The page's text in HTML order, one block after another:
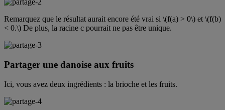
Remarquez que le résultat aurait encore été vrai si \(f(a) > 0\) et \(f(b)
< 0.\) De plus, la racine c pourrait ne pas être unique.
Partager une danoise aux fruits
Ici, vous avez deux ingrédients : la brioche et les fruits.